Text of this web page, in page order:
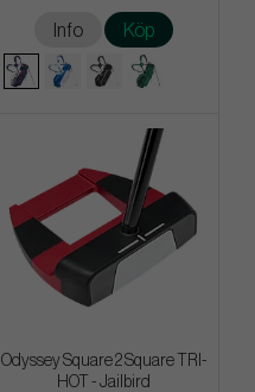
Info Köp
Odyssey Square 2 Square TRI-
HOT - Jailbird